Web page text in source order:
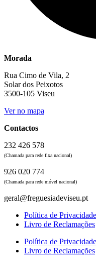
Morada
Rua Cimo de Vila, 2
Solar dos Peixotos
3500-105 Viseu
Ver no mapa
Contactos
232 426 578
(Chamada para rede fixa nacional)
926 020 774
(Chamada para rede móvel nacional)
geral@freguesiadeviseu.pt
Política de
Livro de Reclamações
Política de
Livro de Reclamações